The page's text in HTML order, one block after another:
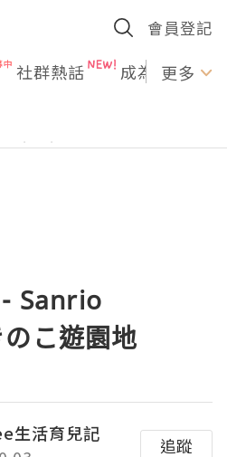
會員登記
社群熱話 成為U更多
Sanrio
こ遊園地
生活育兒記
追蹤